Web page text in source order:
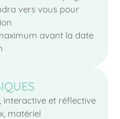
vers vous pour
avant la date
interactive et réflective
matériel